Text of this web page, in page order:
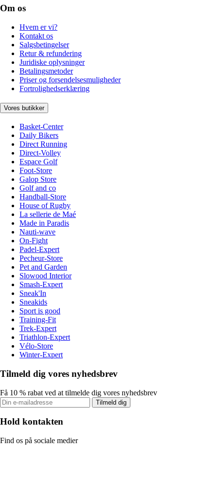
Om os
Hvem er vi?
Kontakt os
Salgsbetingelser
Retur & refundering
Juridiske oplysninger
Betalingsmetoder
Priser og forsendelsesmuligheder
Fortrolighedserklæring
Vores butikker
Basket-Center
Daily Bikers
Direct Running
Direct-Volley
Espace Golf
Foot-Store
Galop Store
Golf and co
Handball-Store
House of Rugby
La sellerie de Maé
Made in Paradis
Nauti-wave
On-Fight
Padel-Expert
Pecheur-Store
Pet and Garden
Slowood Interior
Smash-Expert
Sneak'In
Sneakids
Sport is good
Training-Fit
Trek-Expert
Triathlon-Expert
Vélo-Store
Winter-Expert
Tilmeld dig vores nyhedsbrev
Få 10 % rabat ved at tilmelde dig vores nyhedsbrev
Tilmeld dig
Hold kontakten
Find os på sociale medier